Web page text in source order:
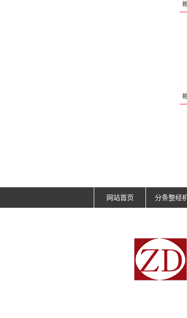
网站首页 分条整经